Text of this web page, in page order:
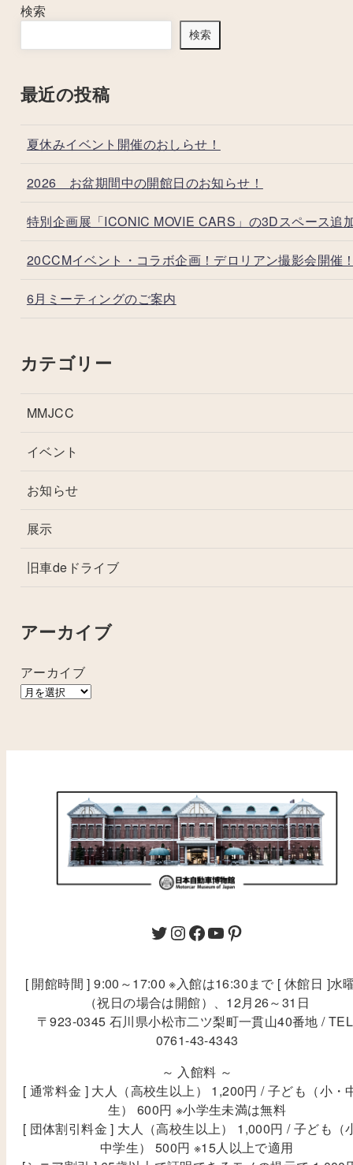
検索
検索
最近の投稿
夏休みイベント開催のおしらせ！
2026 お盆期間中の開館日のお知らせ！
特別企画展「ICONIC MOVIE CARS」の3Dスペース追
20CCMイベント・コラボ企画！デロリアン撮影会開催
6月ミーティングのご案内
カテゴリー
MMJCC
イベント
お知らせ
展示
旧車deドライブ
アーカイブ
アーカイブ
[ 開館時間 ] 9:00～17:00 ※入館は16:30まで [ 休館日 ]水
（祝日の場合は開館）、12月26～31日
〒923-0345 石川県小松市二ツ梨町一貫山40番地 /
0761-43-4343
～ 入館料 ～
[ 通常料金 ] 大人（高校生以上） 1,200円 / 子ども（小・
生） 600円 ※小学生未満は無料
[ 団体割引料金 ] 大人（高校生以上） 1,000円 / 子ども（
中学生） 500円 ※15人以上で適用